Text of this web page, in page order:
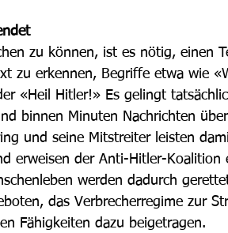
zu können, ist es nötig, einen
zu erkennen, Begriffe etwa wie
«Heil Hitler!» Es gelingt
binnen Minuten Nachrichten
und seine Mitstreiter leisten
erweisen der Anti-Hitler-Koalition
werden dadurch
das Verbrecherregime zur
Fähigkeiten dazu beigetragen.